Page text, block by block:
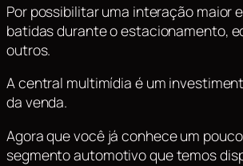
Por possibilitar uma interação maior
batidas durante o estacionamento,
outros.
A central multimídia é um
da venda.
Agora que você já conhece um
segmento automotivo que temos